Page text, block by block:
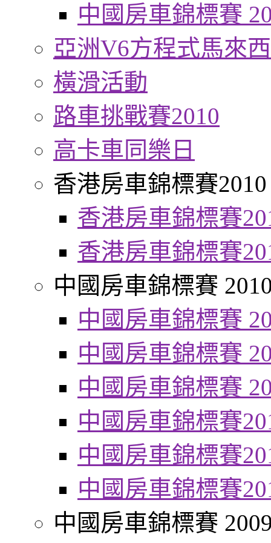
中國房車錦標賽
亞洲V6方程式馬來
橫滑活動
路車挑戰賽2010
高卡車同樂日
香港房車錦標賽2010
香港房車錦標賽
香港房車錦標賽
中國房車錦標賽
中國房車錦標賽
中國房車錦標賽
中國房車錦標賽
中國房車錦標賽
中國房車錦標賽
中國房車錦標賽
中國房車錦標賽